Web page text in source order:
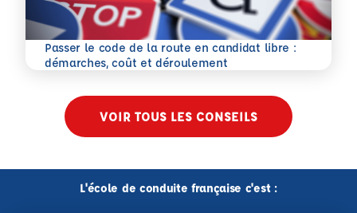
Passer le code de la route en candidat libre :
démarches, coût et déroulement
En savoir plus
VOIR TOUS LES CONSEILS
L'école de conduite française c'est :